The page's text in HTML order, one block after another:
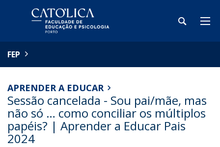
FEP
APRENDER A EDUCAR
Sessão cancelada - Sou pai/mãe, mas
não só … como conciliar os múltiplos
papéis? | Aprender a Educar Pais
2024